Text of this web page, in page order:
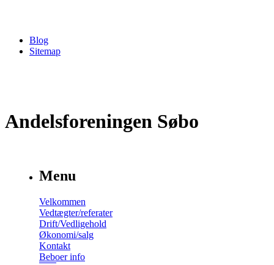
Blog
Sitemap
Andelsforeningen Søbo
Menu
Velkommen
Vedtægter/referater
Drift/Vedligehold
Økonomi/salg
Kontakt
Beboer info